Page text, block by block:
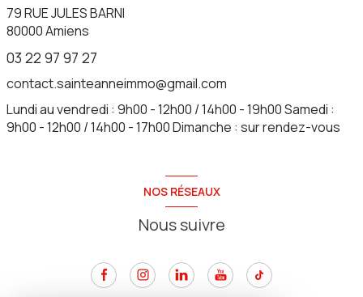
79 RUE JULES BARNI
80000Amiens
03 22 97 97 27
contact.sainteanneimmo@gmail.com
Lundi au vendredi : 9h00 - 12h00 / 14h00 - 19h00 Samedi :
9h00 - 12h00 / 14h00 - 17h00 Dimanche : sur rendez-vous
NOS RÉSEAUX
Nous suivre